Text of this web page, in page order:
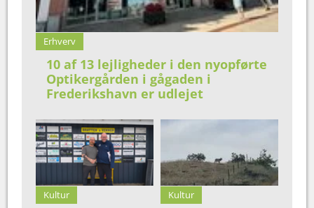
Erhverv
10 af 13 lejligheder i den nyopførte
Optikergården i gågaden i
Frederikshavn er udlejet
Kultur Kultur